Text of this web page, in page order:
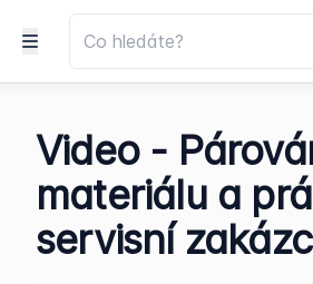
Video -
materiálu a
servisní